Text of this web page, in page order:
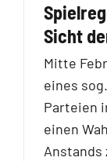
Sicht
Mitte
eines
Parteien
einen
Anstands